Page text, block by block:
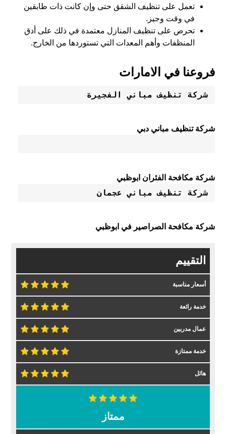
تعمل على تنظيف الشقق حتى وإن كانت ذات طابقين
في وقت وجيز.
تحرص على تنظيف المنازل معتمدة في ذلك على أدق
المنظفات وأهم المعدات التي تستوردها من الخارج.
فروعنا في الامارات
شركة تنظيف مباني الفجيرة
شركة تنظيف مباني دبي
شركة مكافحة الفئران ابوظبي
شركة تنظيف مباني عجمان
شركة مكافحة الصراصير في ابوظبي
التقييم
أسعار مناسبة
خدمة رائعة
عمال مدربين
خدمة ممتازة
هائل
ممتاز